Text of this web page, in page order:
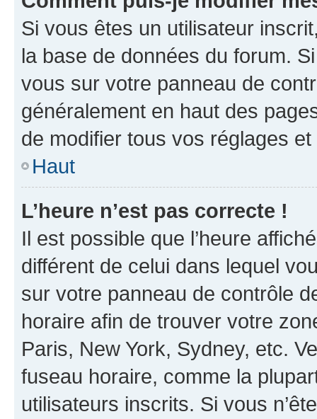
Si vous êtes un utilisateur
la base de données du forum.
vous sur votre panneau de
généralement en haut des
de modifier tous vos réglages
Haut
L’heure n’est pas correcte !
Il est possible que l’heure
différent de celui dans lequel
sur votre panneau de contrôle
horaire afin de trouver votre
Paris, New York, Sydney, etc.
fuseau horaire, comme la
utilisateurs inscrits. Si vous